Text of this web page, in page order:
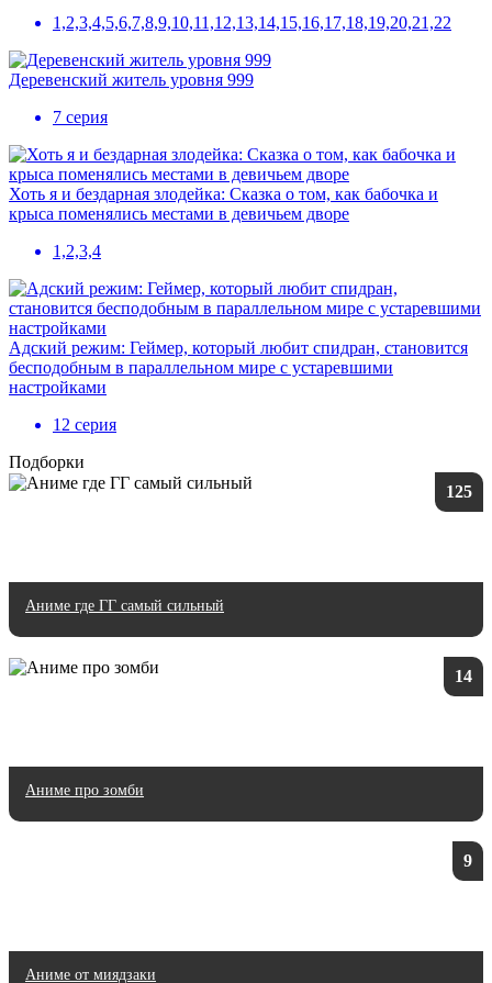
1,2,3,4,5,6,7,8,9,10,11,12,13,14,15,16,17,18,19,20,21,22
Деревенский житель уровня 999
7 серия
Хоть я и бездарная злодейка: Сказка о том, как бабочка и
крыса поменялись местами в девичьем дворе
1,2,3,4
Адский режим: Геймер, который любит спидран, становится
бесподобным в параллельном мире с устаревшими
настройками
12 серия
Подборки
125
Аниме где ГГ самый сильный
14
Аниме про зомби
9
Аниме от миядзаки